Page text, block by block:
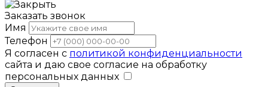
Заказать звонок
Имя
Телефон
Я согласен с политикой конфиденциальности
сайта и даю свое согласие на обработку
персональных данных